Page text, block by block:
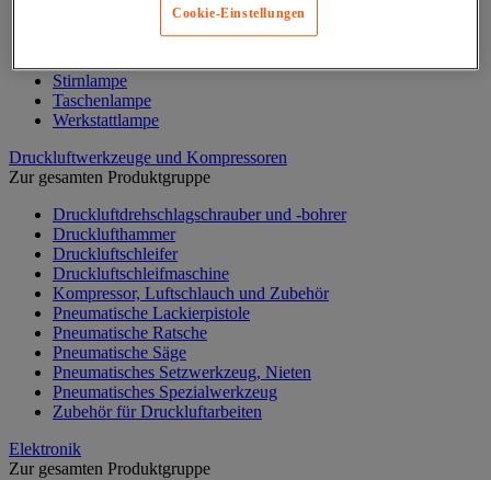
Innen- und Außenbeleuchtung
Stirnlampe
Taschenlampe
Werkstattlampe
Druckluftwerkzeuge und Kompressoren
Zur gesamten Produktgruppe
Druckluftdrehschlagschrauber und -bohrer
Drucklufthammer
Druckluftschleifer
Druckluftschleifmaschine
Kompressor, Luftschlauch und Zubehör
Pneumatische Lackierpistole
Pneumatische Ratsche
Pneumatische Säge
Pneumatisches Setzwerkzeug, Nieten
Pneumatisches Spezialwerkzeug
Zubehör für Druckluftarbeiten
Elektronik
Zur gesamten Produktgruppe
Cookie-Einstellungen